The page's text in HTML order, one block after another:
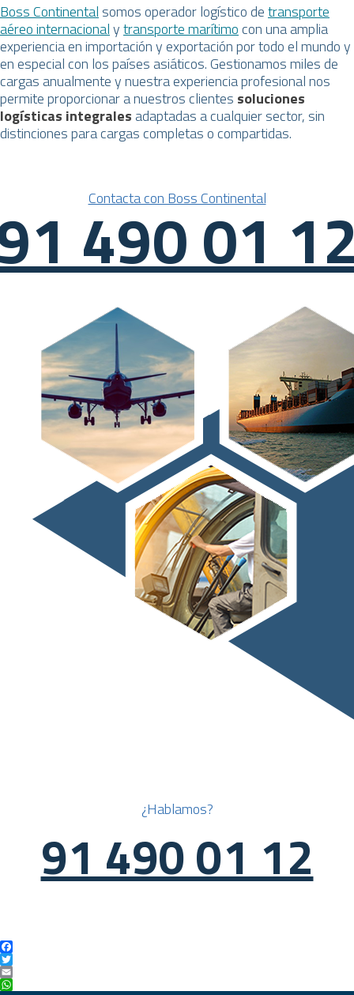
Boss Continental somos operador logístico detransporte
aéreo internacionalytransporte marítimocon una amplia
experiencia en importación y exportación por todo el mundo y
en especial con los países asiáticos. Gestionamos miles de
cargas anualmente y nuestra experiencia profesional nos
permite proporcionar a nuestros clientes soluciones
logísticas integrales adaptadas a cualquier sector, sin
distinciones para cargas completas o compartidas.
Contacta con Boss Continental
490 01
¿Hablamos?
91 490 01 12
Facebook
Twitter
Email